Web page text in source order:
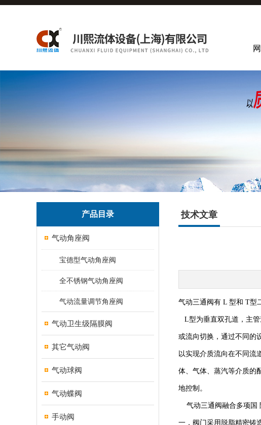
产品目录
气动角座阀
宝德型气动角座阀
全不锈钢气动角座阀
气动流量调节角座阀
气动卫生级隔膜阀
其它气动阀
气动球阀
气动蝶阀
手动阀
技术文章
气动三通阀有 L 型和 T型
L型为垂直双孔道，主管
或流向切换，通过不同的
以实现介质流向在不同流
体、气体、蒸汽等介质的
地控制。
气动三通阀融合多项国
一，阀门采用脱脂精密铸